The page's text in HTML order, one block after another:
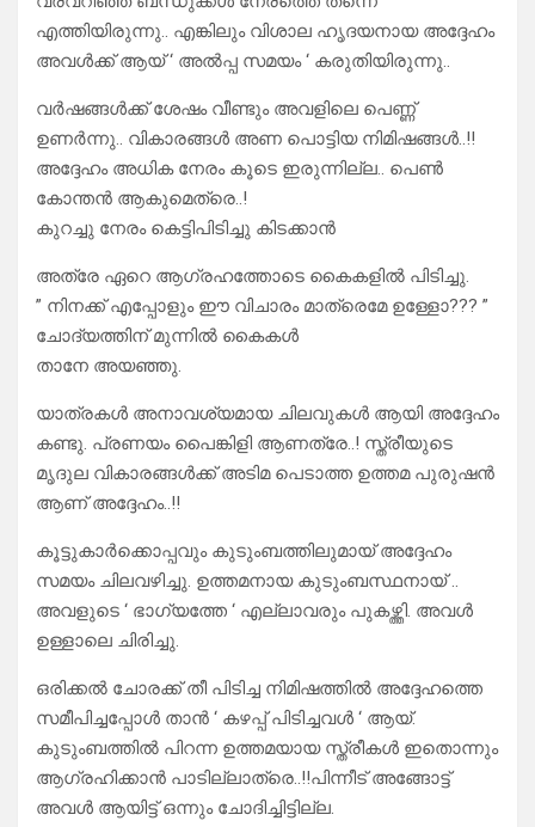
എത്തിയിരുന്നു.. എങ്കിലും വിശാല ഹൃദയനായ അദ്ദേഹം
അവൾക്ക് ആയ് ‘ അൽപ്പ സമയം ‘ കരുതിയിരുന്നു..
വർഷങ്ങൾക്ക് ശേഷം വീണ്ടും അവളിലെ പെണ്ണ്
ഉണർന്നു.. വികാരങ്ങൾ അണ പൊട്ടിയ നിമിഷങ്ങൾ..!!
അദ്ദേഹം അധിക നേരം കൂടെ ഇരുന്നില്ല.. പെൺ
കോന്തൻ ആകുമെത്രെ..!
കുറച്ചു നേരം കെട്ടിപിടിച്ചു കിടക്കാൻ
അത്രേ ഏറെ ആഗ്രഹത്തോടെ കൈകളിൽ പിടിച്ചു.
” നിനക്ക് എപ്പോളും ഈ വിചാരം മാത്രെമേ ഉള്ളോ??? ”
ചോദ്യത്തിന് മുന്നിൽ കൈകൾ
താനേ അയഞ്ഞു.
യാത്രകൾ അനാവശ്യമായ ചിലവുകൾ ആയി അദ്ദേഹം
കണ്ടു. പ്രണയം പൈങ്കിളി ആണത്രേ..! സ്ത്രീയുടെ
മൃദുല വികാരങ്ങൾക്ക് അടിമ പെടാത്ത ഉത്തമ പുരുഷൻ
ആണ് അദ്ദേഹം..!!
കൂട്ടുകാർക്കൊപ്പവും കുടുംബത്തിലുമായ് അദ്ദേഹം
സമയം ചിലവഴിച്ചു. ഉത്തമനായ കുടുംബസ്ഥനായ് ..
അവളുടെ ‘ ഭാഗ്യത്തേ ‘ എല്ലാവരും പുകഴ്ത്തി. അവൾ
ഉള്ളാലെ ചിരിച്ചു.
ഒരിക്കൽ ചോരക്ക് തീ പിടിച്ച നിമിഷത്തിൽ അദ്ദേഹത്തെ
സമീപിച്ചപ്പോൾ താൻ ‘ കഴപ്പ് പിടിച്ചവൾ ‘ ആയ്.
കുടുംബത്തിൽ പിറന്ന ഉത്തമയായ സ്ത്രീകൾ ഇതൊന്നും
ആഗ്രഹിക്കാൻ പാടില്ലാത്രെ..!!പിന്നീട് അങ്ങോട്ട്
അവൾ ആയിട്ട് ഒന്നും ചോദിച്ചിട്ടില്ല.